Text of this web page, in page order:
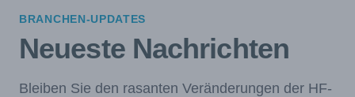
BRANCHEN-UPDATES
Neueste Nachrichten
Bleiben Sie den rasanten Veränderungen der HF-